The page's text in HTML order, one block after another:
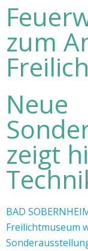
zum
Neue
zeigt
BAD
Freilichtmuseum